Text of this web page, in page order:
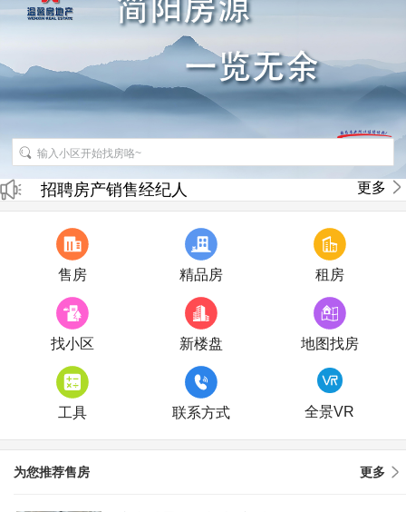
招聘房产销售经纪人
房产直播
更多
售房 精品房 租房
找小区 新楼盘 地图找房
工具 联系方式 全景VR
为您推荐售房 更多